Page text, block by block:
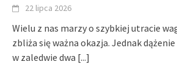
22 lipca 2026
Wielu z nas marzy o szybkiej utracie
zbliża się ważna okazja. Jednak
w zaledwie dwa [...]